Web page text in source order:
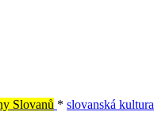
Slovanů * slovanská kultura